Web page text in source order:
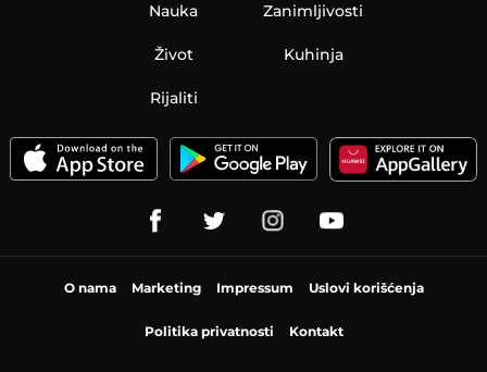
Nauka Zanimljivosti
Život Kuhinja
Rijaliti
O nama Marketing Impressum Uslovi korišćenja
Politika privatnosti Kontakt